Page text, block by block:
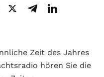
Zeit des Jahres
hören Sie die